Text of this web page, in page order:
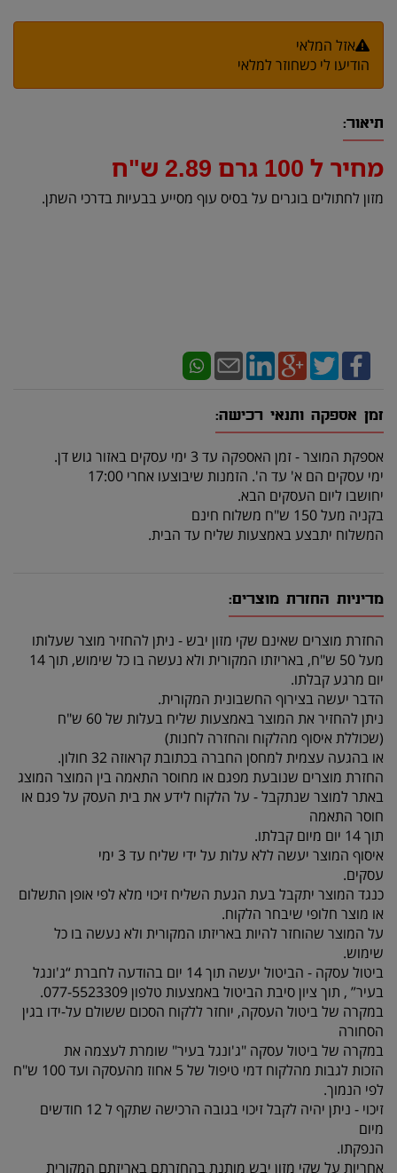
אזל המלאי
הודיעו לי כשחוזר למלאי
תיאור:
מחיר ל 100 גרם 2.89 ש"ח
מזון לחתולים בוגרים על בסיס עוף מסייע בבעיות בדרכי השתן.
זמן אספקה ותנאי רכישה:
אספקת המוצר - זמן האספקה עד 3 ימי עסקים באזור גוש דן.
ימי עסקים הם א' עד ה'. הזמנות שיבוצעו אחרי 17:00
יחושבו ליום העסקים הבא.
בקניה מעל 150 ש"ח משלוח חינם
המשלוח יתבצע באמצעות שליח עד הבית.
מדיניות החזרת מוצרים:
החזרת מוצרים שאינם שקי מזון יבש - ניתן להחזיר מוצר שעלותו
מעל 50 ש"ח, באריזתו המקורית ולא נעשה בו כל שימוש, תוך 14
יום מרגע קבלתו.
הדבר יעשה בצירוף החשבונית המקורית.
ניתן להחזיר את המוצר באמצעות שליח בעלות של 60 ש"ח
(שכוללת איסוף מהלקוח והחזרה לחנות)
או בהגעה עצמית למחסן החברה בכתובת קראוזה 32 חולון.
החזרת מוצרים שנובעת מפגם או מחוסר התאמה בין המוצר המוצג
באתר למוצר שנתקבל - על הלקוח לידע את בית העסק על פגם או
חוסר התאמה
תוך 14 יום מיום קבלתו.
איסוף המוצר יעשה ללא עלות על ידי שליח עד 3 ימי
עסקים.
כנגד המוצר יתקבל בעת הגעת השליח זיכוי מלא לפי אופן התשלום
או מוצר חלופי שיבחר הלקוח.
על המוצר שהוחזר להיות באריזתו המקורית ולא נעשה בו כל
שימוש.
ביטול עסקה - הביטול יעשה תוך 14 יום בהודעה לחברת “ג'ונגל
בעיר” , תוך ציון סיבת הביטול באמצעות טלפון 077-5523309.
במקרה של ביטול העסקה, יוחזר ללקוח הסכום ששולם על-ידו בגין
הסחורה
במקרה של ביטול עסקה "ג'ונגל בעיר" שומרת לעצמה את
הזכות לגבות מהלקוח דמי טיפול של 5 אחוז מהעסקה ועד 100 ש"ח
לפי הנמוך.
זיכוי - ניתן יהיה לקבל זיכוי בגובה הרכישה שתקף ל 12 חודשים
מיום
הנפקתו.
אחריות על שקי מזון יבש מותנת בהחזרתם באריזתם המקורית